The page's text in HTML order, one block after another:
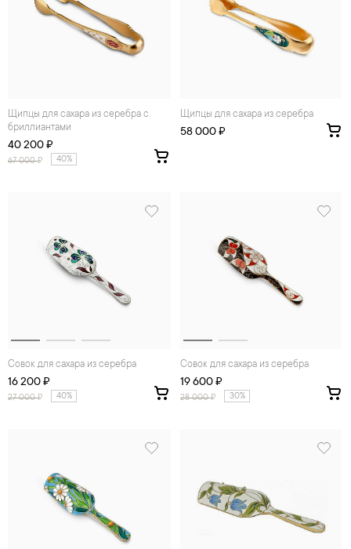
Щипцы для сахара из серебра с
бриллиантами
40 200 ₽
67 000₽ 40%
Щипцы для сахара из серебра
58 000 ₽
Совок для сахара из серебра
16 200 ₽
27 000₽ 40%
Совок для сахара из серебра
19 600 ₽
28 000₽ 30%